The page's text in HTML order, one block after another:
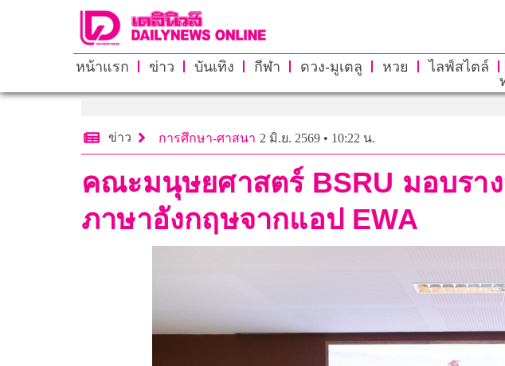
หน้าแรก ข่าว บันเทิง กีฬา ดวง-มูเตลู หวย ไลฟ์สไตล์
ข่าว การศึกษา-ศาสนา 2 มิ.ย. 2569 • 10:22 น.
คณะมนุษยศาสตร์ BSRU มอบรา
ภาษาอังกฤษจากแอป EWA